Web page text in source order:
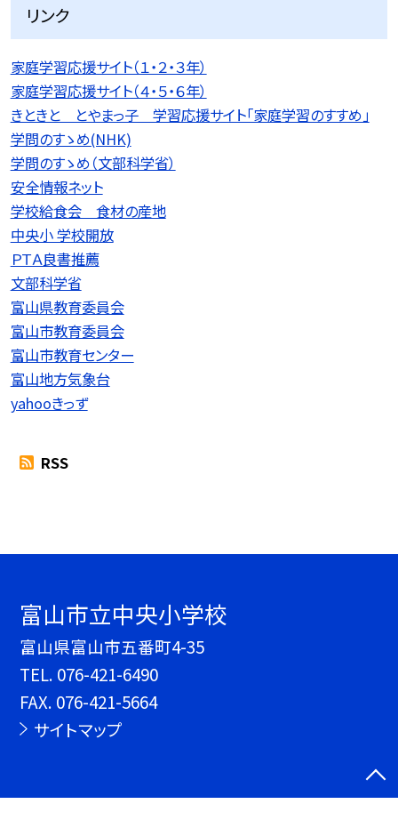
リンク
家庭学習応援サイト（１・２・３年）
家庭学習応援サイト（４・５・６年）
きときと とやまっ子 学習応援サイト「家庭学習のすすめ」
学問のすゝめ(NHK)
学問のすゝめ（文部科学省）
安全情報ネット
学校給食会 食材の産地
中央小 学校開放
ＰＴＡ良書推薦
文部科学省
富山県教育委員会
富山市教育委員会
富山市教育センター
富山地方気象台
yahooきっず
RSS
富山市立中央小学校
富山県富山市五番町4-35
TEL. 076-421-6490
FAX. 076-421-5664
サイトマップ